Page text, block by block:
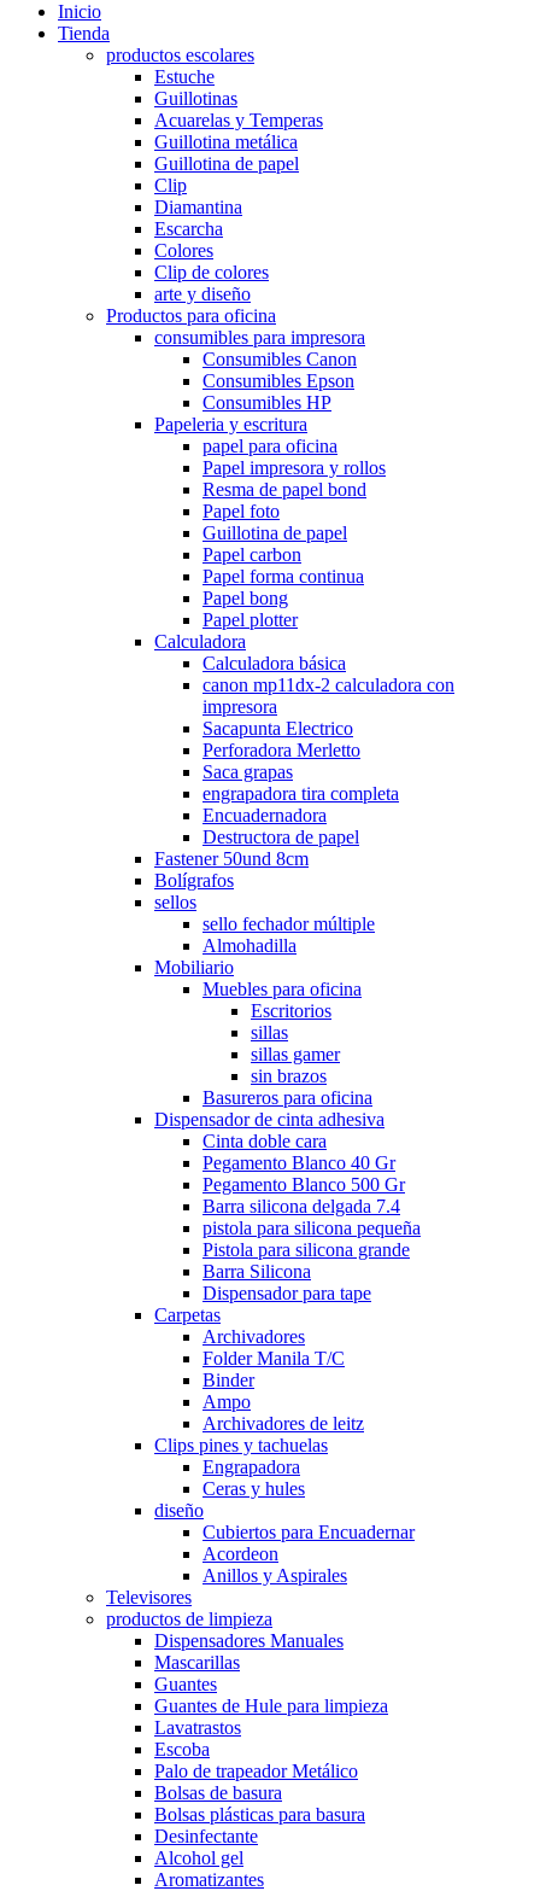
Inicio
Tienda
productos escolares
Estuche
Guillotinas
Acuarelas y Temperas
Guillotina metálica
Guillotina de papel
Clip
Diamantina
Escarcha
Colores
Clip de colores
arte y diseño
Productos para oficina
consumibles para impresora
Consumibles Canon
Consumibles Epson
Consumibles HP
Papeleria y escritura
papel para oficina
Papel impresora y rollos
Resma de papel bond
Papel foto
Guillotina de papel
Papel carbon
Papel forma continua
Papel bong
Papel plotter
Calculadora
Calculadora básica
canon mp11dx-2 calculadora con
impresora
Sacapunta Electrico
Perforadora Merletto
Saca grapas
engrapadora tira completa
Encuadernadora
Destructora de papel
Fastener 50und 8cm
Bolígrafos
sellos
sello fechador múltiple
Almohadilla
Mobiliario
Muebles para oficina
Escritorios
sillas
sillas gamer
sin brazos
Basureros para oficina
Dispensador de cinta adhesiva
Cinta doble cara
Pegamento Blanco 40 Gr
Pegamento Blanco 500 Gr
Barra silicona delgada 7.4
pistola para silicona pequeña
Pistola para silicona grande
Barra Silicona
Dispensador para tape
Carpetas
Archivadores
Folder Manila T/C
Binder
Ampo
Archivadores de leitz
Clips pines y tachuelas
Engrapadora
Ceras y hules
diseño
Cubiertos para Encuadernar
Acordeon
Anillos y Aspirales
Televisores
productos de limpieza
Dispensadores Manuales
Mascarillas
Guantes
Guantes de Hule para limpieza
Lavatrastos
Escoba
Palo de trapeador Metálico
Bolsas de basura
Bolsas plásticas para basura
Desinfectante
Alcohol gel
Aromatizantes